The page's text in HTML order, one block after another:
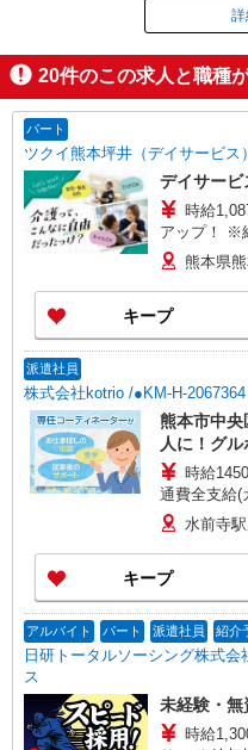
掲
詳
20件のこの求人と職種
パート
ツクイ熊本坪井（デイサービス）
デイサー
時給1,087円〜
アップ！ ※
熊本県
キープ
派遣社員
株式会社kotrio /●KM-H-2067364
熊本市中
人に！グ
時給
通費全支給(
水前寺
キープ
アルバイト パート 派遣社員 紹介
日研トータルソーシング株式
ス
未経験・無
時給